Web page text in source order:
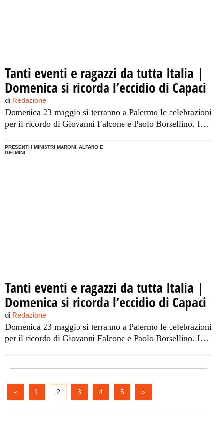
Tanti eventi e ragazzi da tutta Italia |
Domenica si ricorda l’eccidio di Capaci
di Redazione
Domenica 23 maggio si terranno a Palermo le celebrazioni
per il ricordo di Giovanni Falcone e Paolo Borsellino. In
morte di Giovanni Falcone, è pronta una serie di
PRESENTI I MINISTRI MARONI, ALFANO E
GELMINI
Tanti eventi e ragazzi da tutta Italia |
Domenica si ricorda l’eccidio di Capaci
di Redazione
Domenica 23 maggio si terranno a Palermo le celebrazioni
per il ricordo di Giovanni Falcone e Paolo Borsellino. In
Alfano, ministro della Giustizia, Roberto Maroni, ministro
dell’Interno e Maria Stella Gelmini, ministro della […]
« 1 2 3 4 5 »